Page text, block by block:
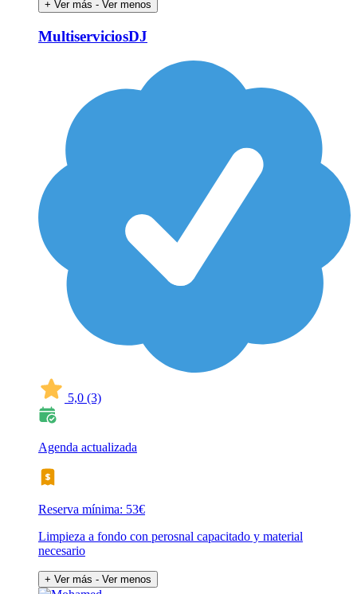
+ Ver más - Ver menos
MultiserviciosDJ
5,0 (3)
Agenda actualizada
Reserva mínima: 53€
Limpieza a fondo con perosnal capacitado y material
necesario
+ Ver más - Ver menos